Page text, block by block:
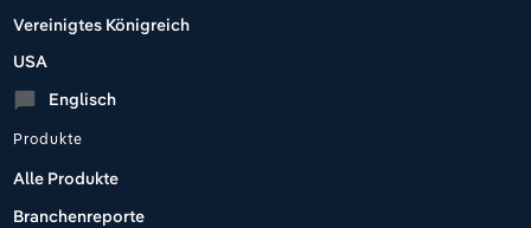
Vereinigtes Königreich
USA
chat_bubble Englisch
Produkte
Alle Produkte
Branchenreporte